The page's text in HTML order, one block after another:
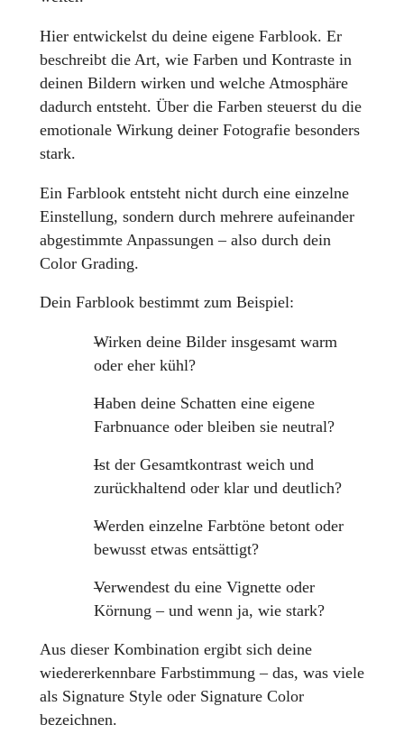
Hier entwickelst du deine eigene Farblook. Er
beschreibt die Art, wie Farben und Kontraste in
deinen Bildern wirken und welche Atmosphäre
dadurch entsteht. Über die Farben steuerst du die
emotionale Wirkung deiner Fotografie besonders
stark.
Ein Farblook entsteht nicht durch eine einzelne
Einstellung, sondern durch mehrere aufeinander
abgestimmte Anpassungen – also durch dein
Color Grading.
Dein Farblook bestimmt zum Beispiel:
Wirken deine Bilder insgesamt warm
oder eher kühl?
Haben deine Schatten eine eigene
Farbnuance oder bleiben sie neutral?
Ist der Gesamtkontrast weich und
zurückhaltend oder klar und deutlich?
Werden einzelne Farbtöne betont oder
bewusst etwas entsättigt?
Verwendest du eine Vignette oder
Körnung – und wenn ja, wie stark?
Aus dieser Kombination ergibt sich deine
wiedererkennbare Farbstimmung – das, was viele
als Signature Style oder Signature Color
bezeichnen.